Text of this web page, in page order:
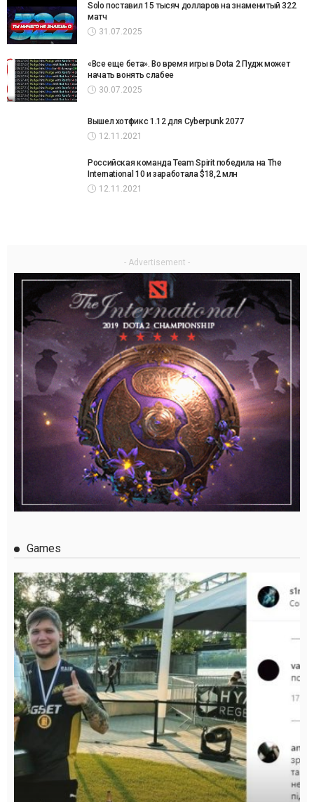
Solo поставил 15 тысяч долларов на знаменитый 322
матч
31.07.2025
«Все еще бета». Во время игры в Dota 2 Пудж может
начать вонять слабее
30.07.2025
Вышел хотфикс 1.12 для Cyberpunk 2077
12.11.2021
Российская команда Team Spirit победила на The
International 10 и заработала $18,2 млн
12.11.2021
- Advertisement -
Games